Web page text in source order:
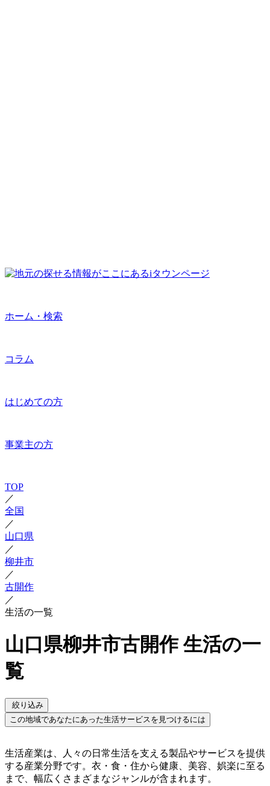
ホーム・検索
コラム
はじめての方
事業主の方
TOP
／
全国
／
山口県
／
柳井市
／
古開作
／
生活の一覧
山口県柳井市古開作 生活の一
覧
絞り込み
この地域であなたにあった生活サービスを見つけるには
生活産業は、人々の日常生活を支える製品やサービスを提供
する産業分野です。衣・食・住から健康、美容、娯楽に至る
まで、幅広くさまざまなジャンルが含まれます。